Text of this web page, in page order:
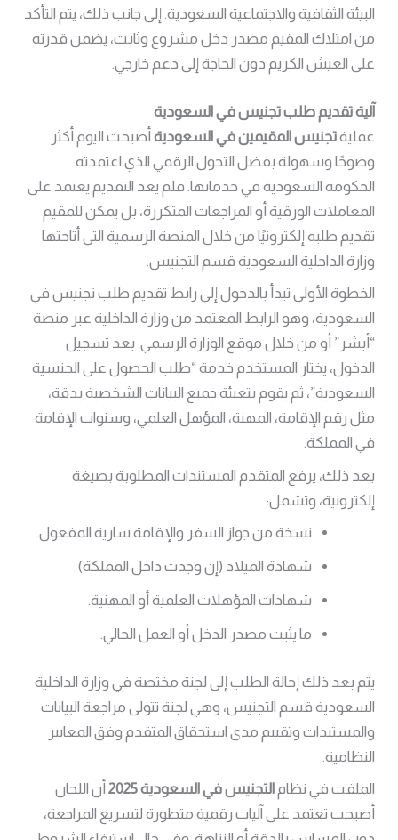
البيئة الثقافية والاجتماعية السعودية. إلى جانب ذلك، يتم التأكد
من امتلاك المقيم مصدر دخل مشروع وثابت، يضمن قدرته
على العيش الكريم دون الحاجة إلى دعم خارجي.
آلية تقديم طلب تجنيس في السعودية
عمليةتجنيس المقيمين في السعودية أصبحت اليوم أكثر
وضوحًا وسهولة بفضل التحول الرقمي الذي اعتمدته
الحكومة السعودية في خدماتها. فلم يعد التقديم يعتمد على
المعاملات الورقية أو المراجعات المتكررة، بل يمكن للمقيم
تقديم طلبه إلكترونيًا من خلال المنصة الرسمية التي أتاحتها
وزارة الداخلية السعودية قسم التجنيس.
الخطوة الأولى تبدأ بالدخول إلى رابط تقديم طلب تجنيس في
السعودية، وهو الرابط المعتمد من وزارة الداخلية عبر منصة
“أبشر” أو من خلال موقع الوزارة الرسمي. بعد تسجيل
الدخول، يختار المستخدم خدمة “طلب الحصول على الجنسية
السعودية”، ثم يقوم بتعبئة جميع البيانات الشخصية بدقة،
مثل رقم الإقامة، المهنة، المؤهل العلمي، وسنوات الإقامة
في المملكة.
بعد ذلك، يرفع المتقدم المستندات المطلوبة بصيغة
إلكترونية، وتشمل:
نسخة من جواز السفر والإقامة سارية المفعول.
شهادة الميلاد (إن وجدت داخل المملكة).
شهادات المؤهلات العلمية أو المهنية.
ما يثبت مصدر الدخل أو العمل الحالي.
يتم بعد ذلك إحالة الطلب إلى لجنة مختصة في وزارة الداخلية
السعودية قسم التجنيس، وهي لجنة تتولى مراجعة البيانات
والمستندات وتقييم مدى استحقاق المتقدم وفق المعايير
النظامية.
الملفت في نظامالتجنيس في السعودية 2025
أن اللجان
أصبحت تعتمد على آليات رقمية متطورة لتسريع المراجعة،